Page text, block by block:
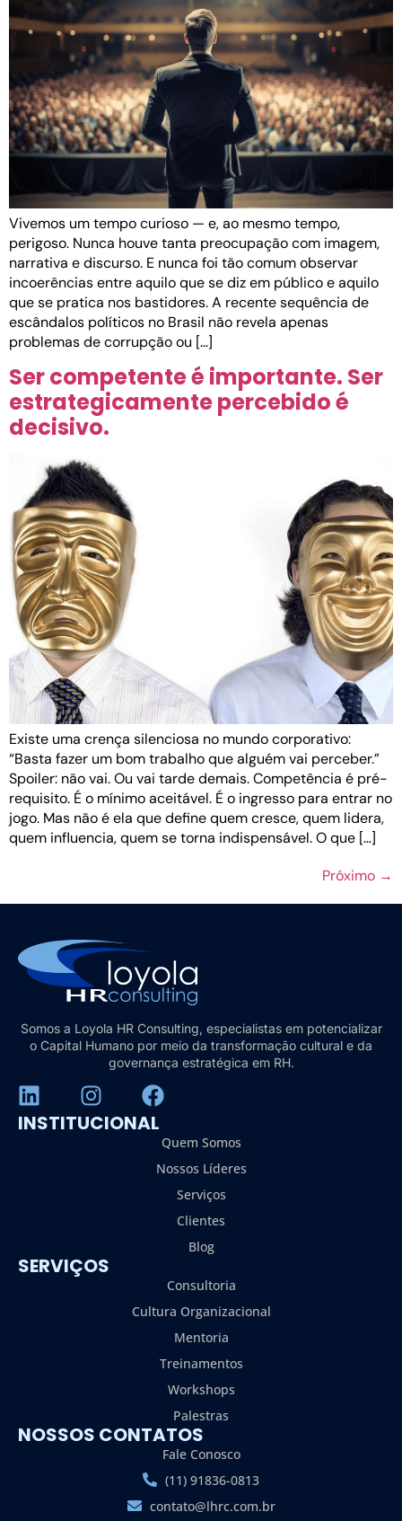
Vivemos um tempo curioso — e, ao mesmo tempo,
perigoso. Nunca houve tanta preocupação com imagem,
narrativa e discurso. E nunca foi tão comum observar
incoerências entre aquilo que se diz em público e aquilo
que se pratica nos bastidores. A recente sequência de
escândalos políticos no Brasil não revela apenas
problemas de corrupção ou […]
Ser competente é importante. Ser
estrategicamente percebido é
decisivo.
Existe uma crença silenciosa no mundo corporativo:
“Basta fazer um bom trabalho que alguém vai perceber.”
Spoiler: não vai. Ou vai tarde demais. Competência é pré-
requisito. É o mínimo aceitável. É o ingresso para entrar no
jogo. Mas não é ela que define quem cresce, quem lidera,
quem influencia, quem se torna indispensável. O que […]
Próximo →
Somos a Loyola HR Consulting, especialistas em potencializar
o Capital Humano por meio da transformação cultural e da
governança estratégica em RH.
INSTITUCIONAL
Quem Somos
Nossos Líderes
Serviços
Clientes
Blog
SERVIÇOS
Consultoria
Cultura Organizacional
Mentoria
Treinamentos
Workshops
Palestras
NOSSOS CONTATOS
Fale Conosco
(11) 91836-0813
contato@lhrc.com.br